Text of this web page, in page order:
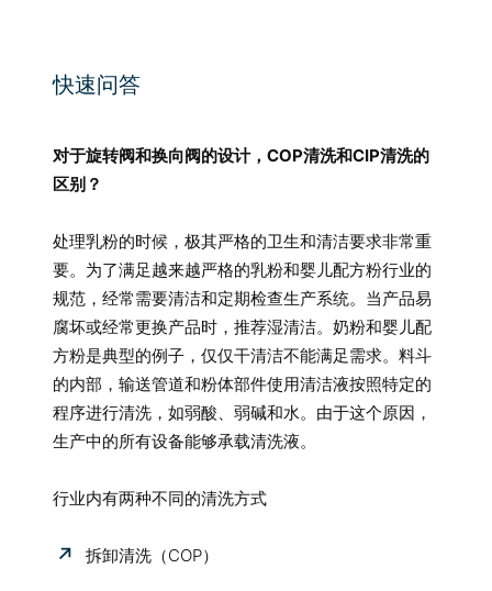
快速问答
对于旋转阀和换向阀的设计，COP清洗和CIP清洗的
区别？
处理乳粉的时候，极其严格的卫生和清洁要求非常重
要。为了满足越来越严格的乳粉和婴儿配方粉行业的
规范，经常需要清洁和定期检查生产系统。当产品易
腐坏或经常更换产品时，推荐湿清洁。奶粉和婴儿配
方粉是典型的例子，仅仅干清洁不能满足需求。料斗
的内部，输送管道和粉体部件使用清洁液按照特定的
程序进行清洗，如弱酸、弱碱和水。由于这个原因，
生产中的所有设备能够承载清洗液。
行业内有两种不同的清洗方式
拆卸清洗（COP）